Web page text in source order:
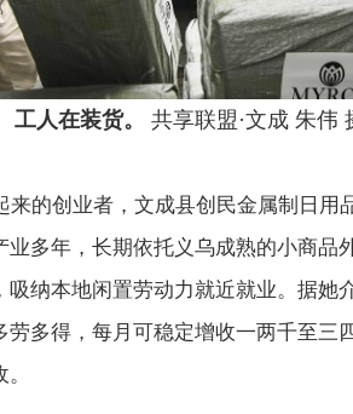
工人在装货。 共享联盟·文成 朱伟
的创业者，文成县创民金属制日用
业多年，长期依托义乌成熟的小商品
吸纳本地闲置劳动力就近就业。据她
劳多得，每月可稳定增收一两千至三